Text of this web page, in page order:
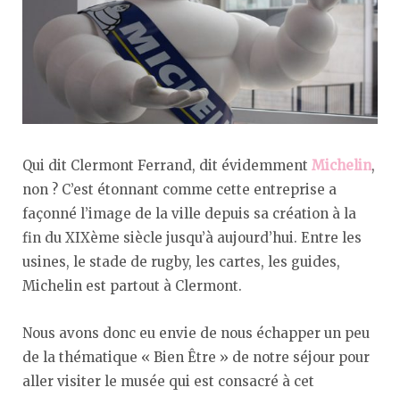
Qui dit Clermont Ferrand, dit évidemment Michelin,
non ? C’est étonnant comme cette entreprise a
façonné l’image de la ville depuis sa création à la
fin du XIXème siècle jusqu’à aujourd’hui. Entre les
usines, le stade de rugby, les cartes, les guides,
Michelin est partout à Clermont.
Nous avons donc eu envie de nous échapper un peu
de la thématique « Bien Être » de notre séjour pour
aller visiter le musée qui est consacré à cet